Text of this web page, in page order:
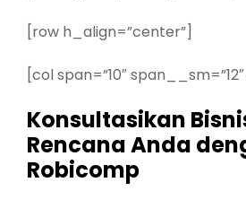
[row h_align=”center”]
[col span=”10″
Konsultasikan
Rencana Anda
Robicomp